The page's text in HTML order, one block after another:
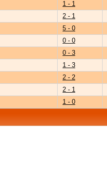
1 - 1
2 - 1
5 - 0
0 - 0
0 - 3
1 - 3
2 - 2
2 - 1
1 - 0